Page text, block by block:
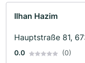
Ilhan Hazim
Hauptstraße 81,
0.0 (0)